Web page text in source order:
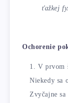
ťažkej
Ochorenie
V prvom
Niekedy sa
Zvyčajne